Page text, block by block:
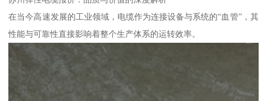
在当今高速发展的工业领域，电缆作为连接设备与系统的“血管”，其
性能与可靠性直接影响着整个生产体系的运转效率。